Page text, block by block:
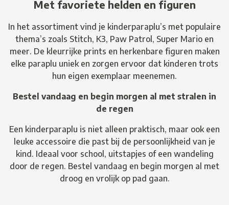
Met favoriete helden en figuren
In het assortiment vind je kinderparaplu’s met populaire
thema’s zoals Stitch, K3, Paw Patrol, Super Mario en
meer. De kleurrijke prints en herkenbare figuren maken
elke paraplu uniek en zorgen ervoor dat kinderen trots
hun eigen exemplaar meenemen.
Bestel vandaag en begin morgen al met stralen in
de regen
Een kinderparaplu is niet alleen praktisch, maar ook een
leuke accessoire die past bij de persoonlijkheid van je
kind. Ideaal voor school, uitstapjes of een wandeling
door de regen. Bestel vandaag en begin morgen al met
droog en vrolijk op pad gaan.